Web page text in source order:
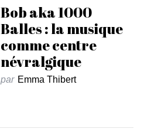
Bob aka 1000
Balles : la musique
comme centre
névralgique
par Emma Thibert